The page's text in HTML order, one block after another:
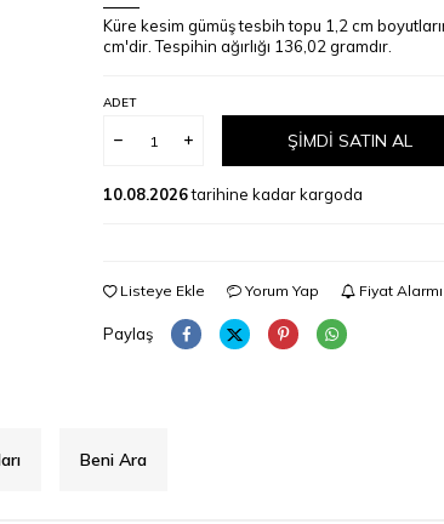
Küre kesim gümüş tesbih topu 1,2 cm
cm'dir. Tespihin ağırlığı 136,02 gramdır.
ADET
ŞIMDI SATIN AL
10.08.2026tarihine kadar kargoda
Listeye Ekle Yorum Yap Fiyat Alarmı
Paylaş
Beni Ara